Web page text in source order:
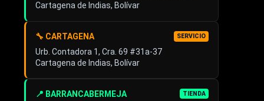
Cartagena de Indias, Bolívar
🔧 CARTAGENA SERVICIO
Urb. Contadora 1, Cra. 69 #31a-37
Cartagena de Indias, Bolívar
📍 BARRANCABERMEJA TIENDA